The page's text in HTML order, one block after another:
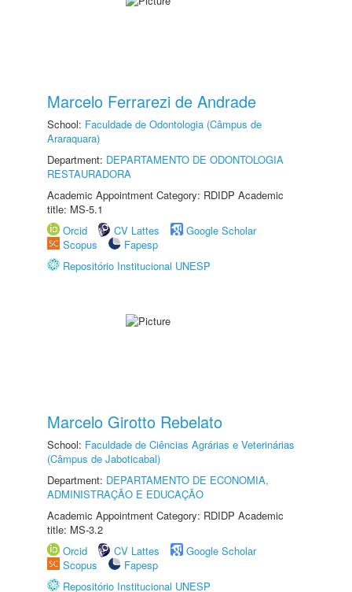
Marcelo Ferrarezi de Andrade
School: Faculdade de Odontologia (Câmpus de
Araraquara)
Department: DEPARTAMENTO DE ODONTOLOGIA
RESTAURADORA
Academic Appointment Category: RDIDP Academic
title: MS-5.1
Orcid
CV Lattes
Google Scholar
Scopus
Fapesp
Repositório Institucional UNESP
Marcelo Girotto Rebelato
School: Faculdade de Ciências Agrárias e Veterinárias
(Câmpus de Jaboticabal)
Department: DEPARTAMENTO DE ECONOMIA,
ADMINISTRAÇÃO E EDUCAÇÃO
Academic Appointment Category: RDIDP Academic
title: MS-3.2
Orcid
CV Lattes
Google Scholar
Scopus
Fapesp
Repositório Institucional UNESP